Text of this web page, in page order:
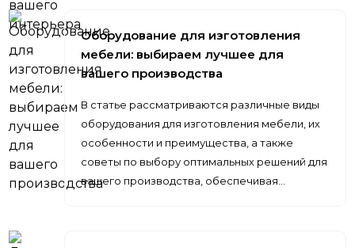
Оборудование для изготовления
мебели: выбираем лучшее для
вашего производства
В статье рассматриваются различные виды
оборудования для изготовления мебели, их
особенности и преимущества, а также
советы по выбору оптимальных решений для
вашего производства, обеспечивая…